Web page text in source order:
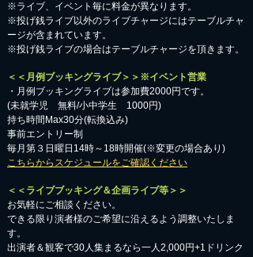
※ライブ、イベント毎に料金が異なります。
※投げ銭ライブ以外のライブチャージにはテーブルチャ
ージが含まれています。
※投げ銭ライブの場合はテーブルチャージを頂きます。
＜＜月例ブッキングライブ＞＞※イベント営業
・月例ブッキングライブは参加費2000円です。
​(未就学児 無料/小中学生 1000円)
持ち時間Max30分(転換込み)
事前エントリー制
毎月第３日曜日14時～18時開催(※変更の場合あり)
こちらからスケジュールをご確認ください
＜＜ライブブッキング＆企画ライブ等＞＞
お気軽にご相談ください。​
​できる限り演者様のご希望に沿えるよう調整いたしま
す。
出演者＆観客で30人集まるなら一人2,000円+1ドリンク